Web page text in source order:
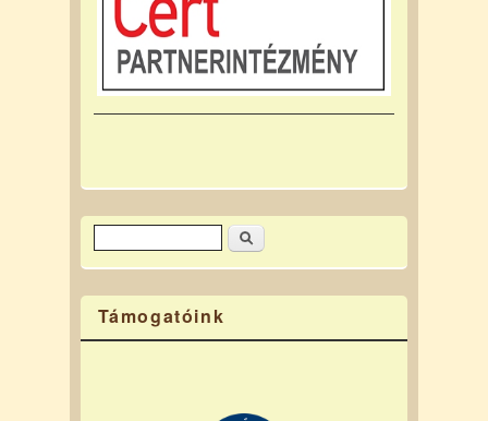
Keresés űrlap
Keresés
Támogatóink